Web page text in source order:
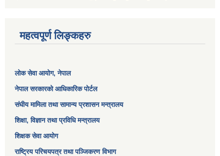
महत्वपूर्ण लिङ्कहरु
लोक सेवा आयोग, नेपाल
नेपाल सरकारको आधिकारिक पोर्टल
संघीय मामिला तथा सामान्य प्रशासन मन्त्रालय
शिक्षा, विज्ञान तथा प्रविधि मन्त्रालय
शिक्षक सेवा आयोग
राष्ट्रिय परिचयपत्र तथा पञ्जिकरण विभाग